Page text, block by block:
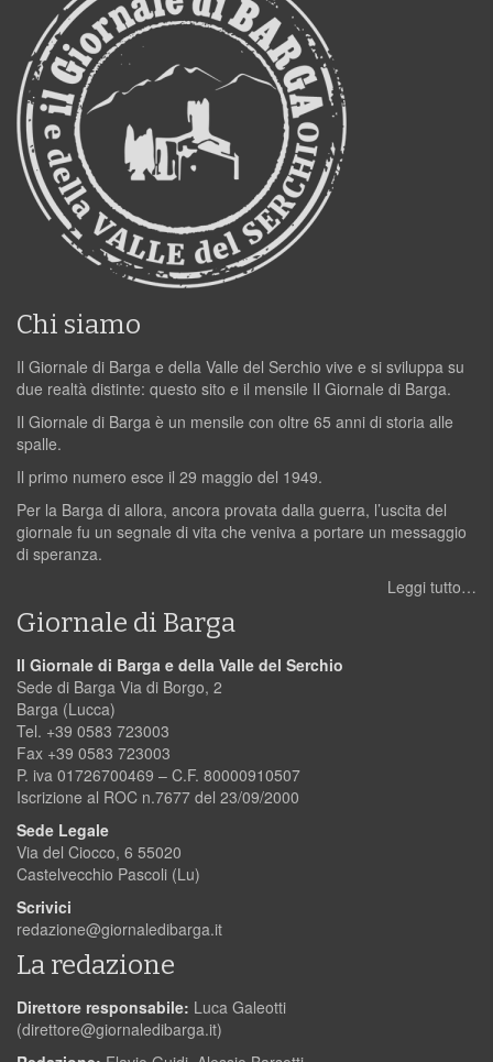
Chi siamo
Il Giornale di Barga e della Valle del Serchio vive e si sviluppa su
due realtà distinte: questo sito e il mensile Il Giornale di Barga.
Il Giornale di Barga è un mensile con oltre 65 anni di storia alle
spalle.
Il primo numero esce il 29 maggio del 1949.
Per la Barga di allora, ancora provata dalla guerra, l’uscita del
giornale fu un segnale di vita che veniva a portare un messaggio
di speranza.
Leggi tutto…
Giornale di Barga
Il Giornale di Barga e della Valle del Serchio
Sede di Barga Via di Borgo, 2
Barga (Lucca)
Tel. +39 0583 723003
Fax +39 0583 723003
P. iva 01726700469 – C.F. 80000910507
Iscrizione al ROC n.7677 del 23/09/2000
Sede Legale
Via del Ciocco, 6 55020
Castelvecchio Pascoli (Lu)
Scrivici
redazione@giornaledibarga.it
La redazione
Direttore responsabile: Luca Galeotti
(direttore@giornaledibarga.it)